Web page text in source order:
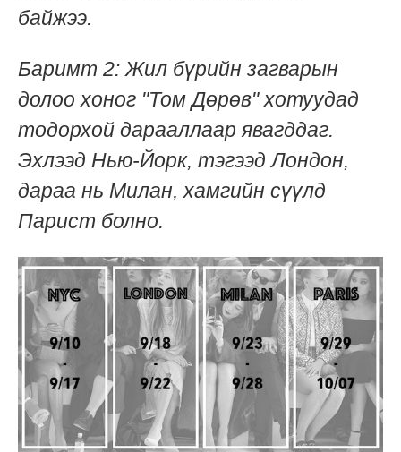
байжээ.
Баримт 2: Жил бүрийн загварын
долоо хоног "Том Дөрөв" хотуудад
тодорхой дарааллаар явагддаг.
Эхлээд Нью-Йорк, тэгээд Лондон,
дараа нь Милан, хамгийн сүүлд
Парист болно.